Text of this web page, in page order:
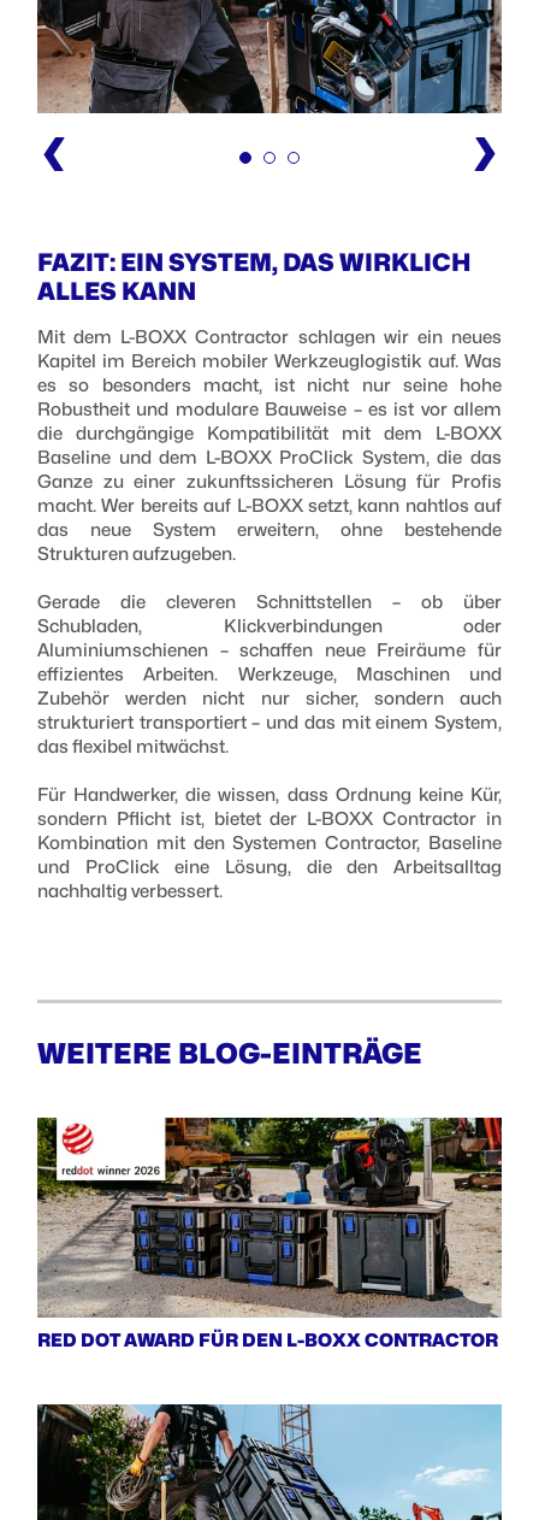
FAZIT: EIN SYSTEM, DAS WIRKLICH
ALLES KANN
Mit dem L-BOXX Contractor schlagen wir ein neues
Kapitel im Bereich mobiler Werkzeuglogistik auf. Was
es so besonders macht, ist nicht nur seine hohe
Robustheit und modulare Bauweise – es ist vor allem
die durchgängige Kompatibilität mit dem L-BOXX
Baseline und dem L-BOXX ProClick System, die das
Ganze zu einer zukunftssicheren Lösung für Profis
macht. Wer bereits auf L-BOXX setzt, kann nahtlos auf
das neue System erweitern, ohne bestehende
Strukturen aufzugeben.
Gerade die cleveren Schnittstellen – ob über
Schubladen, Klickverbindungen oder
Aluminiumschienen – schaffen neue Freiräume für
effizientes Arbeiten. Werkzeuge, Maschinen und
Zubehör werden nicht nur sicher, sondern auch
strukturiert transportiert – und das mit einem System,
das flexibel mitwächst.
Für Handwerker, die wissen, dass Ordnung keine Kür,
sondern Pflicht ist, bietet der L-BOXX Contractor in
Kombination mit den Systemen Contractor, Baseline
und ProClick eine Lösung, die den Arbeitsalltag
nachhaltig verbessert.
WEITERE BLOG-EINTRÄGE
RED DOT AWARD FÜR DEN L-BOXX CONTRACTOR